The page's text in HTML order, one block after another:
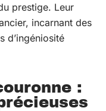
prestige. Leur
incarnant des
d’ingéniosité
: